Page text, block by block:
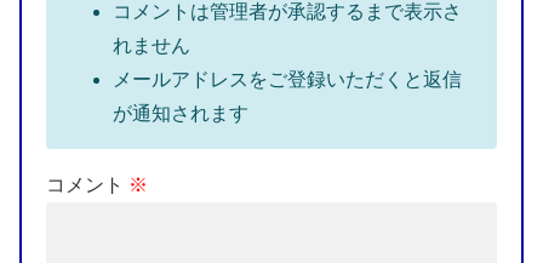
コメントは管理者が承認するまで表示さ
れません
メールアドレスをご登録いただくと返信
が通知されます
コメント ※